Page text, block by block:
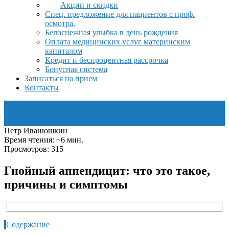
Акции и скидки
Спец. предложение для пациентов с проф.
осмотра.
Белоснежная улыбка в день рождения
Оплата медицинских услуг материнским
капиталом
Кредит и беспроцентная рассрочка
Бонусная система
Записаться на прием
Контакты
Петр Иванюшкин
Время чтения: ~6 мин.
Просмотров: 315
Гнойный аппендицит: что это такое,
причины и симптомы
Содержание